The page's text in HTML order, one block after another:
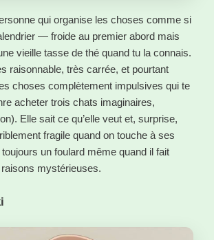
qui organise les choses comme si
— froide au premier abord mais
vieille tasse de thé quand tu la connais.
raisonnable, très carrée, et pourtant
choses complètement impulsives qui te
acheter trois chats imaginaires,
Elle sait ce qu’elle veut et, surprise,
fragile quand on touche à ses
un foulard même quand il fait
mystérieuses.